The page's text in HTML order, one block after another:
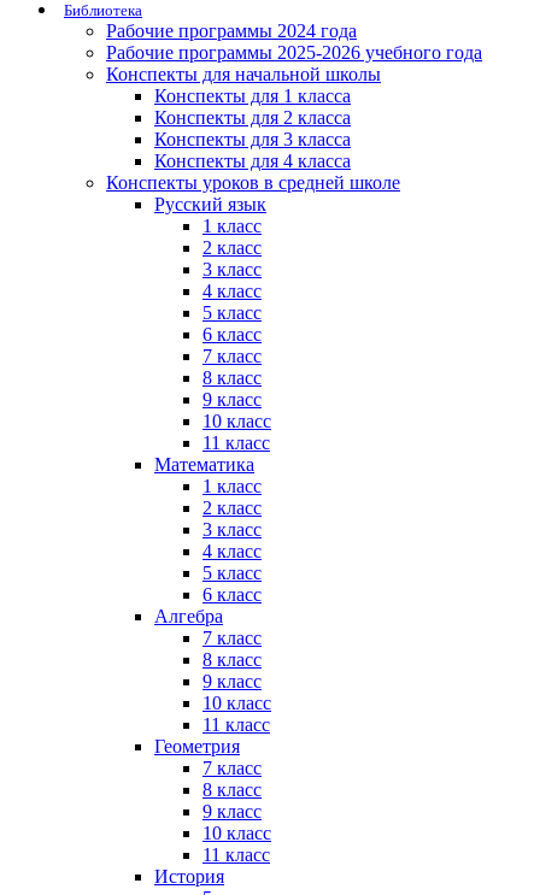
Библиотека
Рабочие программы 2024 года
Рабочие программы 2025-2026 учебного года
Конспекты для начальной школы
Конспекты для 1 класса
Конспекты для 2 класса
Конспекты для 3 класса
Конспекты для 4 класса
Конспекты уроков в средней школе
Русский язык
1 класс
2 класс
3 класс
4 класс
5 класс
6 класс
7 класс
8 класс
9 класс
10 класс
11 класс
Математика
1 класс
2 класс
3 класс
4 класс
5 класс
6 класс
Алгебра
7 класс
8 класс
9 класс
10 класс
11 класс
Геометрия
7 класс
8 класс
9 класс
10 класс
11 класс
История